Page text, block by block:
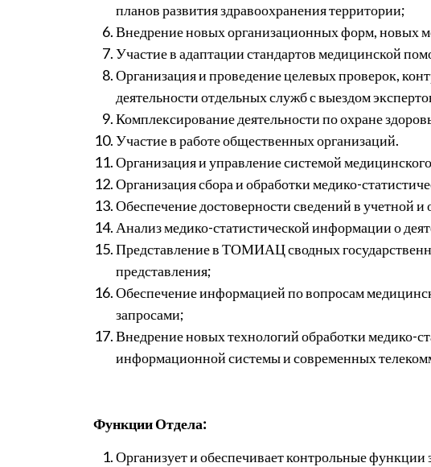
планов развития здравоохранения территории;
Внедрение новых организационных форм, новых
Участие в адаптации стандартов медицинской
Организация и проведение целевых проверок,
деятельности отдельных служб с выездом
Комплексирование деятельности по охране
Участие в работе общественных организаций.
Организация и управление системой
Организация сбора и обработки медико-
Обеспечение достоверности сведений в учетной
Анализ медико-статистической информации о
Представление в ТОМИАЦ сводных
представления;
Обеспечение информацией по вопросам
запросами;
Внедрение новых технологий обработки медико-
информационной системы и современных
Функции Отдела:
Организует и обеспечивает контрольные